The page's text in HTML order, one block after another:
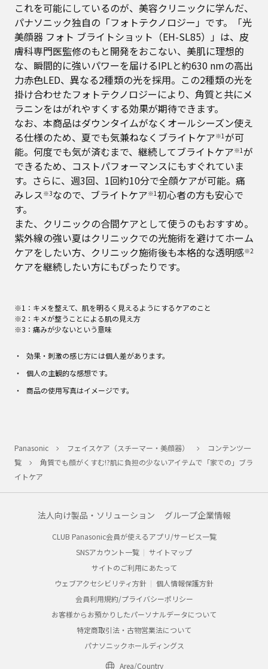
これを可能にしているのが、美容クリニックに学んだ、
パナソニック独自の「フォトテクノロジー」です。「光
美顔器 フォト ブライトショット（EH-SL85）」は、皮
膚科専門医監修のもと開発をおこない、美肌に理想的
な、瞬間的に強いパワーを届けるIPLと約630 nmの高出
力赤色LED、異なる2種類の光を採用。この2種類の光を
掛け合わせたフォトテクノロジーにより、角質と共にメ
ラニンをはがれやすくする効果が期待できます。
なお、本商品はダウンタイムがなくオールシーズン使え
る仕様のため、夏でも気兼ねなくブライトケア※1が可
能。何度でも気が済むまで、継続してブライトケア※1が
できるため、コストパフォーマンスにもすぐれていま
す。さらに、週3回、1回約10分で全顔ケアが可能。痛
みレス※3なので、ブライトケア※1初心者の方も安心で
す。
また、クリニックの合間ケアとして使うのもおすすめ。
紫外線の強い夏はクリニックでの光施術を避けてホーム
ケアをしたい方、クリニック施術後も本格的な透明感※2
ケアを継続したい方にもぴったりです。
※1：キメを整えて、肌を明るく見えるようにするケアのこと
※2：キメが整うことによる肌の見え方
※3：痛みが少ないという意味
効果・刺激の感じ方には個人差があります。
個人の主観的な感想です。
商品の使用写真はイメージです。
Panasonic フェイスケア（スチーマー・美顔器）
コンテンツ一
覧
角質でも顔がくすむ!?肌に負担の少ないアイテムで「家での」ブラ
イトケア
法人向け製品・ソリューション グループ企業情報
CLUB Panasonic会員が使えるアプリ/サービス一覧
SNSアカウント一覧
サイトマップ
サイトのご利用にあたって
ウェブアクセシビリティ方針
個人情報保護方針
会員利用規約/プライバシーポリシー
お客様からお預かりしたパーソナルデータについて
特定商取引法・古物営業法について
パナソニックホールディングス
Area/Country